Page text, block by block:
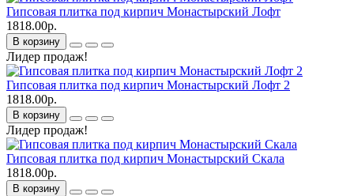
Гипсовая плитка под кирпич Монастырский Лофт
1818.00р.
В корзину
Лидер продаж!
Гипсовая плитка под кирпич Монастырский Лофт 2
1818.00р.
В корзину
Лидер продаж!
Гипсовая плитка под кирпич Монастырский Скала
1818.00р.
В корзину